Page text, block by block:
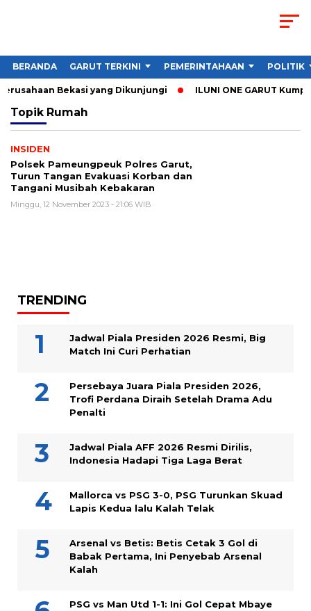
BERANDA GARUT TERKINI PEMERINTAHAAN POLITIK
Bekasi yang Dikunjungi ILUNI ONE GARUT
Topik Rumah
INSIDEN
Polsek Pameungpeuk Polres Garut,
Turun Tangan Evakuasi Korban dan
Tangani Musibah Kebakaran
Minggu, 12 November 2023 - 21:06 WIB
TRENDING
Jadwal Piala Presiden 2026 Resmi, Big
Match Ini Curi Perhatian
Persebaya Juara Piala Presiden 2026,
Trofi Perdana Diraih Setelah Drama Adu
Penalti
Jadwal Piala AFF 2026 Resmi Dirilis,
Indonesia Hadapi Tiga Laga Berat
Mallorca vs PSG 3-0, PSG Turunkan Skuad
Lapis Kedua lalu Kalah Telak
Arsenal vs Betis: Betis Cetak 3 Gol di
Babak Pertama, Ini Penyebab Arsenal
Kalah
PSG vs Man Utd 1-1: Ini Gol Cepat Mbaye